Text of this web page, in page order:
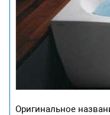
Оригинальное